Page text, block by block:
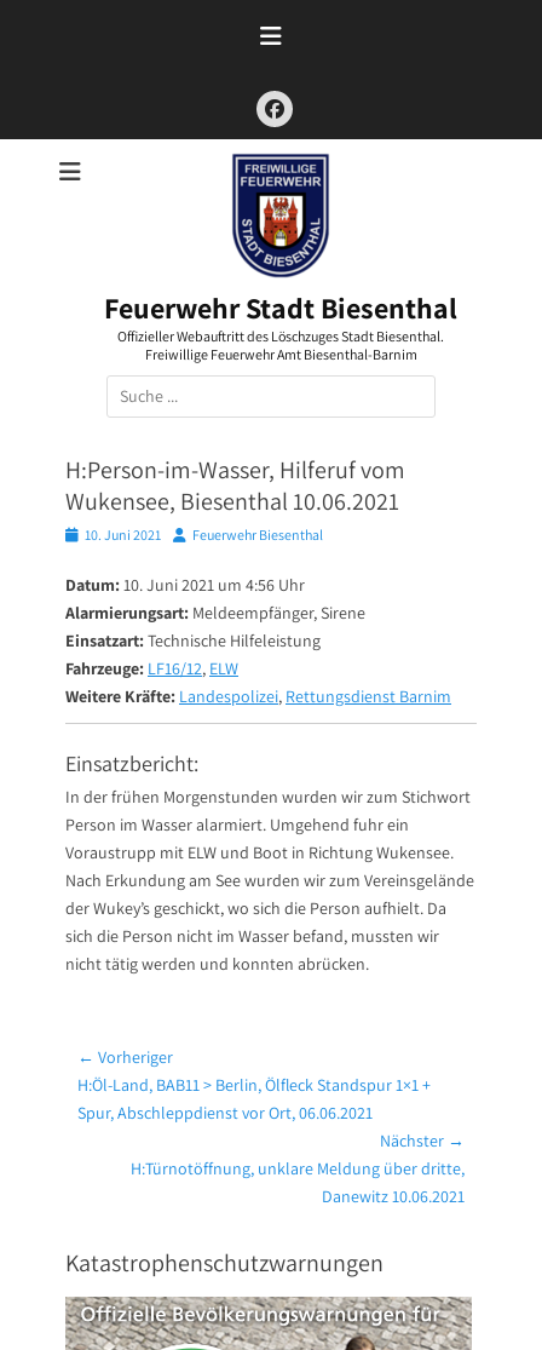
Facebook
Feuerwehr Stadt Biesenthal
Offizieller Webauftritt des Löschzuges Stadt Biesenthal.
Freiwillige Feuerwehr Amt Biesenthal-Barnim
Suchen
nach:
H:Person-im-Wasser, Hilferuf vom
Wukensee, Biesenthal 10.06.2021
Posted10. Juni 2021 AutorFeuerwehr Biesenthal
Datum: 10. Juni 2021 um 4:56 Uhr
Alarmierungsart: Meldeempfänger, Sirene
Einsatzart: Technische Hilfeleistung
Fahrzeuge: LF16/12, ELW
Weitere Kräfte: Landespolizei, Rettungsdienst Barnim
Einsatzbericht:
In der frühen Morgenstunden wurden wir zum Stichwort
Person im Wasser alarmiert. Umgehend fuhr ein
Voraustrupp mit ELW und Boot in Richtung Wukensee.
Nach Erkundung am See wurden wir zum Vereinsgelände
der Wukey’s geschickt, wo sich die Person aufhielt. Da
sich die Person nicht im Wasser befand, mussten wir
nicht tätig werden und konnten abrücken.
Beitragsnavigation
← Vorheriger
Vorheriger
Beitrag:
H:Öl-Land, BAB11 > Berlin, Ölfleck Standspur 1×1 +
Spur, Abschleppdienst vor Ort, 06.06.2021
Nächster →
NächsterH:Türnotöffnung, unklare Meldung über dritte,
Danewitz 10.06.2021
Katastrophenschutzwarnungen